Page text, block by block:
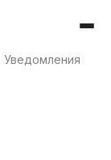
Уведомления